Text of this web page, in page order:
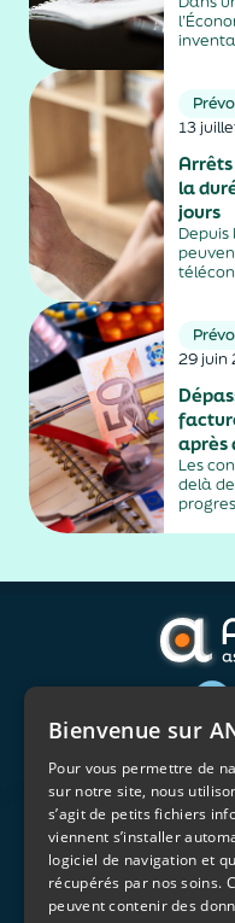
13
la
jours
Depuis
29 juin
après
Les
delà
QUI SOMMES-NOUS ?
L'association
Notre organisation
L’équipe
Les atouts du contrat
associatif
Bienvenue sur
Pour vous permettre de
sur notre site, nous
s’agit de petits fichiers
viennent s’installer
logiciel de navigation et
récupérés par nos soins.
peuvent contenir des